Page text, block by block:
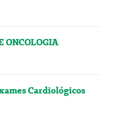
ONCOLOGIA
Cardiológicos